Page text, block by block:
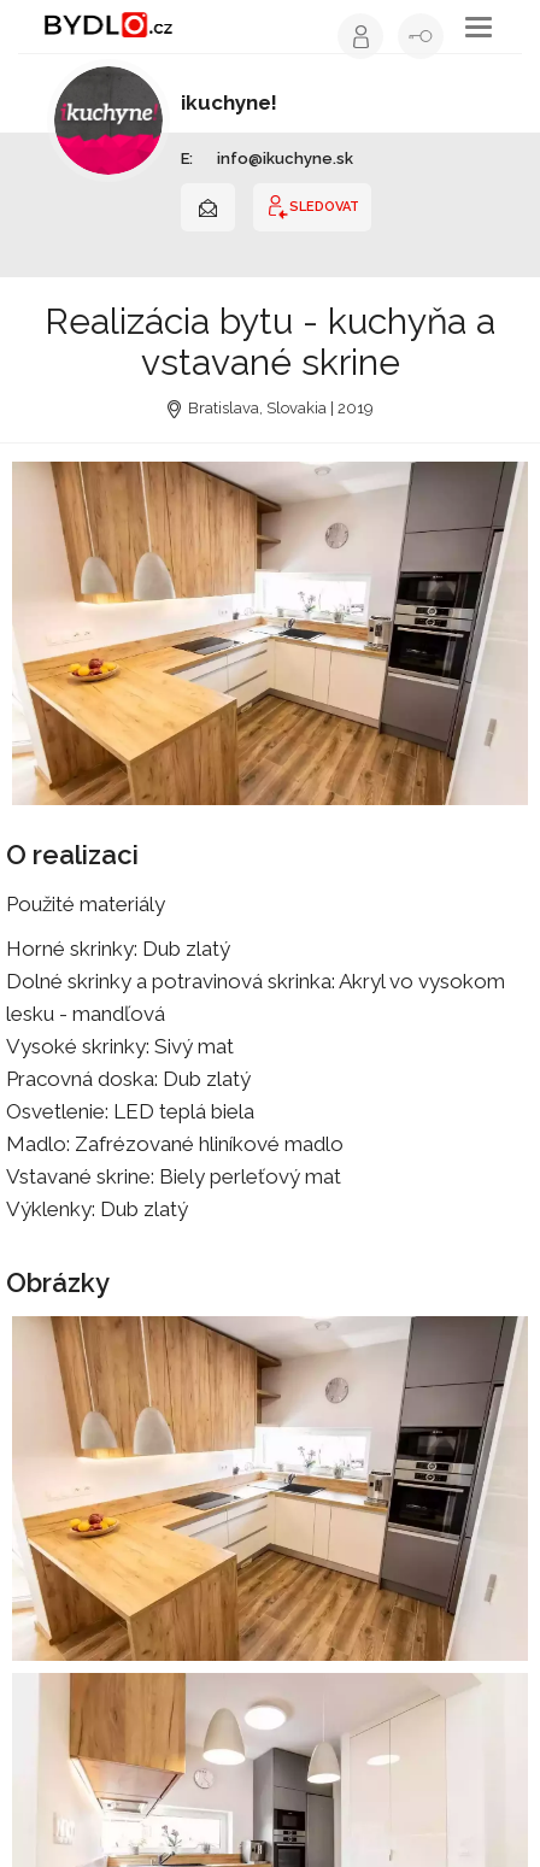
Toggle
ikuchyne!
E: info@ikuchyne.sk
SLEDOVAT
Realizácia bytu - kuchyňa a
vstavané skrine
Bratislava, Slovakia | 2019
O realizaci
Použité materiály
Horné skrinky: Dub zlatý
Dolné skrinky a potravinová skrinka: Akryl vo vysokom
lesku - mandľová
Vysoké skrinky: Sivý mat
Pracovná doska: Dub zlatý
Osvetlenie: LED teplá biela
Madlo: Zafrézované hliníkové madlo
Vstavané skrine: Biely perleťový mat
Výklenky: Dub zlatý
Obrázky